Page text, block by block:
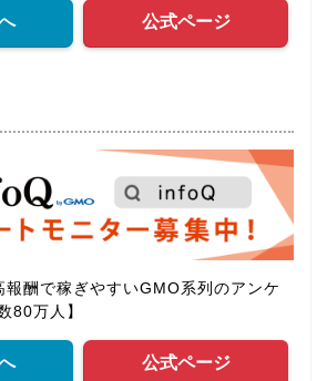
公式ページ
報酬で稼ぎやすいGMO系列のアンケ
80万人】
公式ページ